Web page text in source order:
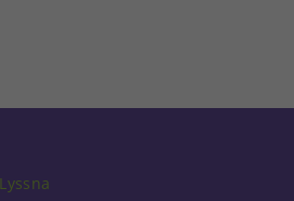
Lyssna